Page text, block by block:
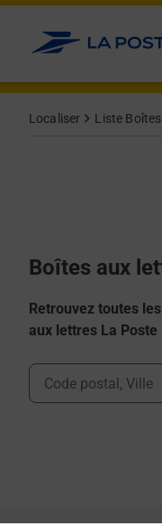
Allez au contenu
Localiser Liste
Boîtes aux
Retrouvez toutes
aux lettres La
Ville, Département,